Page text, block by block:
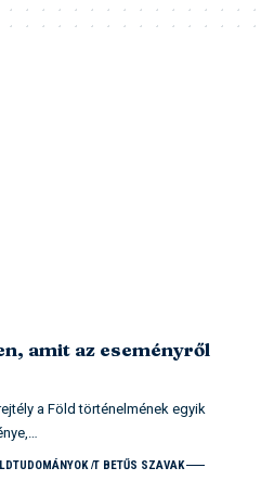
amit az eseményről
a Föld történelmének egyik
T BETŰS SZAVAK